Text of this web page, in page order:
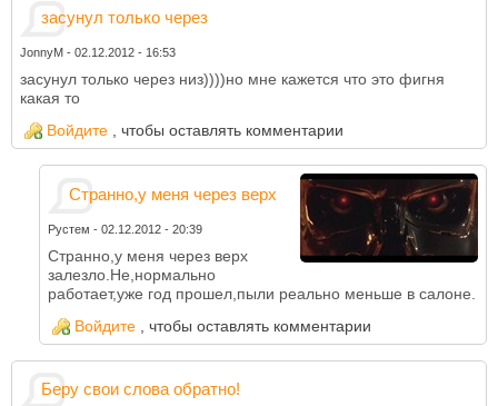
засунул только через
JonnyM - 02.12.2012 - 16:53
засунул только через низ))))но мне кажется что это фигня
какая то
Войдите , чтобы оставлять комментарии
Странно,у меня через верх
Рустем - 02.12.2012 - 20:39
Странно,у меня через верх
залезло.Не,нормально
работает,уже год прошел,пыли реально меньше в салоне.
Войдите , чтобы оставлять комментарии
Беру свои слова обратно!